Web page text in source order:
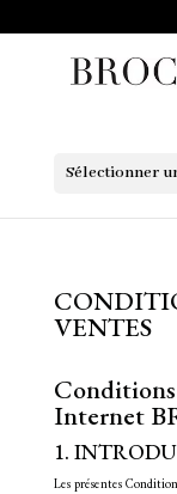
Sélectionner
VENTES
Conditions
Internet
1.
Les présentes